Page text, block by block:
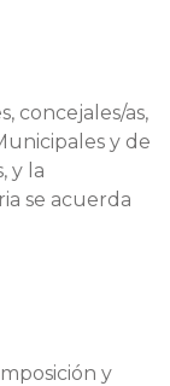
concejales/as,
y de
y la
se acuerda
y